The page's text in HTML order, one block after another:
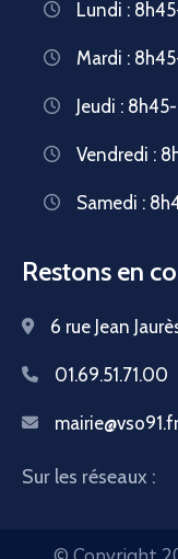
Lundi :
Mardi :
Jeudi :
Vendredi :
Samedi :
Restons en
6 rue Jean
01.69.51.71.00
mairie@vso91.fr
Sur les réseaux :